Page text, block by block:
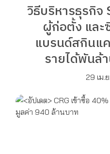
วิธีบริหารธุรกิจ
ผู้ก่อตั้ง และ
แบรนด์สกินแ
รายได้พันล้
29 เม.